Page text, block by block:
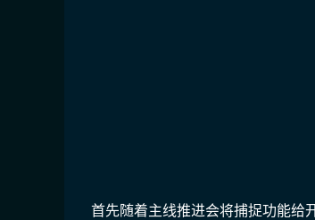
首先随着主线推进会将捕捉功能给